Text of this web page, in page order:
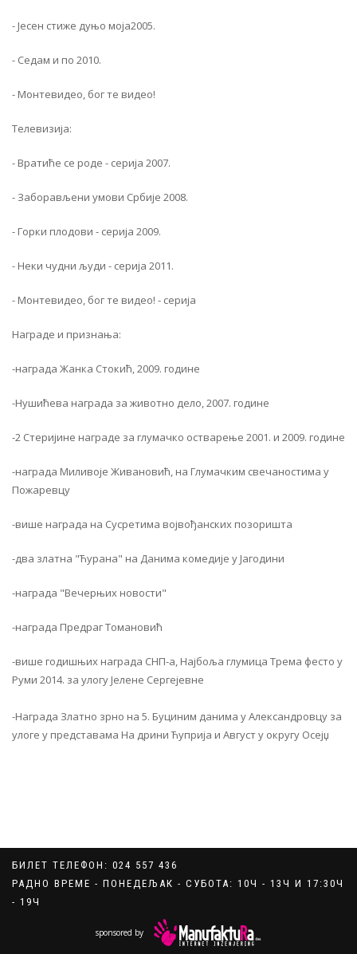
- Јесен стиже дуњо моја2005.
- Седам и по 2010.
- Монтевидео, бог те видео!
Телевизија:
- Вратиће се роде - серија 2007.
- Заборављени умови Србије 2008.
- Горки плодови - серија 2009.
- Неки чудни људи - серија 2011.
- Монтевидео, бог те видео! - серија
Награде и признања:
-награда Жанка Стокић, 2009. године
-Нушићева награда за животно дело, 2007. године
-2 Стеријине награде за глумачко остварење 2001. и 2009. године
-награда Миливоје Живановић, на Глумачким свечаностима у
Пожаревцу
-више награда на Сусретима војвођанских позоришта
-два златна "Ћурана" на Данима комедије у Јагодини
-награда "Вечерњих новости"
-награда Предраг Томановић
-више годишњих награда СНП-а, Најбоља глумица Трема фесто у
Руми 2014. за улогу Јелене Сергејевне
-Награда Златно зрно на 5. Буциним данима у Александровцу за
улоге у представама На дрини Ћуприја и Август у округу Осејџ
БИЛЕТ ТЕЛЕФОН: 024 557 436
РАДНО ВРЕМЕ - ПОНЕДЕЉАК - СУБОТА: 10Ч - 13Ч И 17:30Ч
- 19Ч
sponsored by